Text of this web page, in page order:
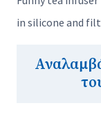
in silicone and